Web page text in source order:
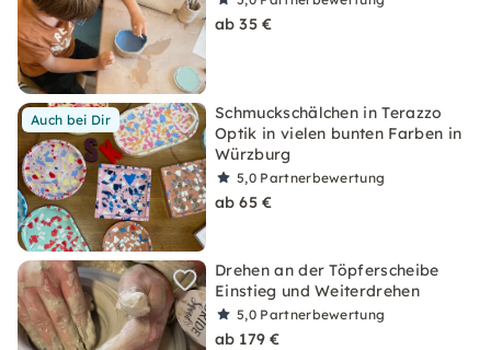
ab 35 €
Auch bei Dir
Schmuckschälchen in Terazzo
Optik in vielen bunten Farben in
Würzburg
5,0 Partnerbewertung
ab 65 €
Drehen an der Töpferscheibe
Einstieg und Weiterdrehen
5,0 Partnerbewertung
ab 179 €